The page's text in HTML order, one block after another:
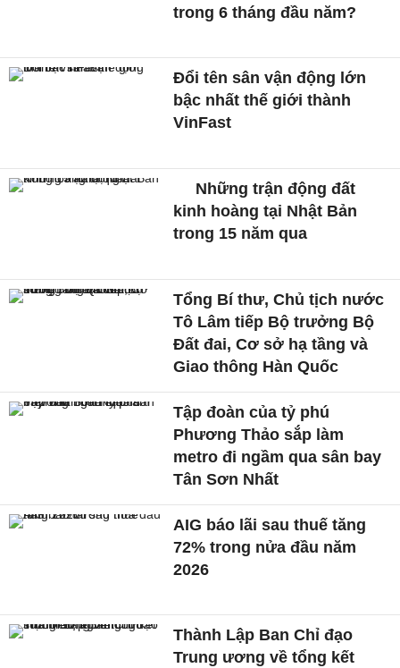
trong 6 tháng đầu năm?
Đổi tên sân vận động lớn
bậc nhất thế giới thành
VinFast
Những trận động đất
kinh hoàng tại Nhật Bản
trong 15 năm qua
Tổng Bí thư, Chủ tịch nước
Tô Lâm tiếp Bộ trưởng Bộ
Đất đai, Cơ sở hạ tầng và
Giao thông Hàn Quốc
Tập đoàn của tỷ phú
Phương Thảo sắp làm
metro đi ngầm qua sân bay
Tân Sơn Nhất
AIG báo lãi sau thuế tăng
72% trong nửa đầu năm
2026
Thành Lập Ban Chỉ đạo
Trung ương về tổng kết